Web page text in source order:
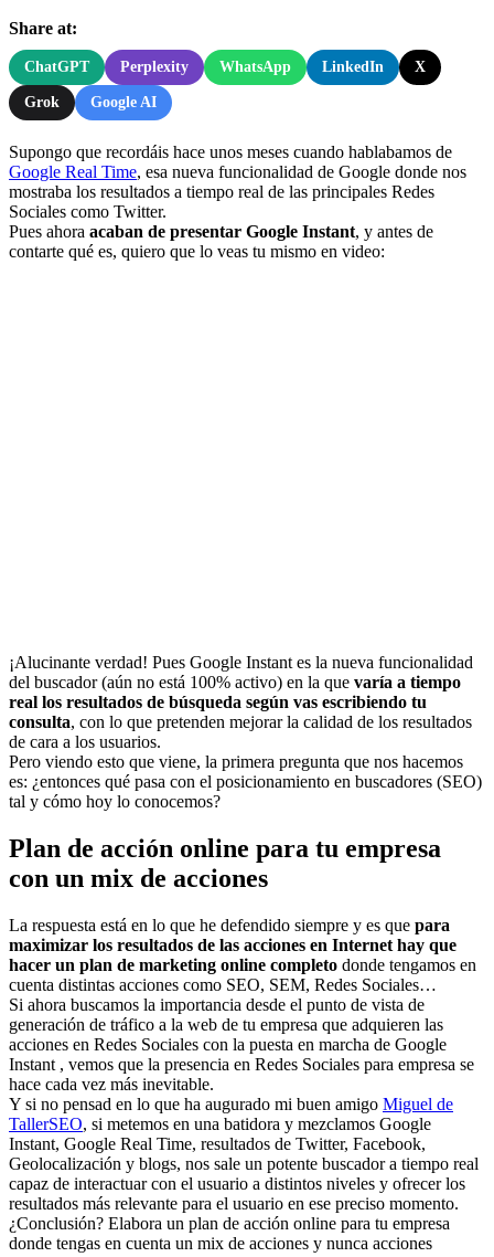
Share at:
ChatGPT Perplexity WhatsApp LinkedIn X
Grok Google AI
Supongo que recordáis hace unos meses cuando hablabamos de
Google Real Time, esa nueva funcionalidad de Google donde nos
mostraba los resultados a tiempo real de las principales Redes
Sociales como Twitter.
Pues ahora acaban de presentar Google Instant, y antes de
contarte qué es, quiero que lo veas tu mismo en video:
¡Alucinante verdad! Pues Google Instant es la nueva funcionalidad
del buscador (aún no está 100% activo) en la que varía a tiempo
real los resultados de búsqueda según vas escribiendo tu
consulta, con lo que pretenden mejorar la calidad de los resultados
de cara a los usuarios.
Pero viendo esto que viene, la primera pregunta que nos hacemos
es: ¿entonces qué pasa con el posicionamiento en buscadores (SEO)
tal y cómo hoy lo conocemos?
Plan de acción online para tu empresa
con un mix de acciones
La respuesta está en lo que he defendido siempre y es que para
maximizar los resultados de las acciones en Internet hay que
hacer un plan de marketing online completo donde tengamos en
cuenta distintas acciones como SEO, SEM, Redes Sociales…
Si ahora buscamos la importancia desde el punto de vista de
generación de tráfico a la web de tu empresa que adquieren las
acciones en Redes Sociales con la puesta en marcha de Google
Instant , vemos que la presencia en Redes Sociales para empresa se
hace cada vez más inevitable.
Y si no pensad en lo que ha augurado mi buen amigo Miguel de
TallerSEO, si metemos en una batidora y mezclamos Google
Instant, Google Real Time, resultados de Twitter, Facebook,
Geolocalización y blogs, nos sale un potente buscador a tiempo real
capaz de interactuar con el usuario a distintos niveles y ofrecer los
resultados más relevante para el usuario en ese preciso momento.
¿Conclusión? Elabora un plan de acción online para tu empresa
donde tengas en cuenta un mix de acciones y nunca acciones